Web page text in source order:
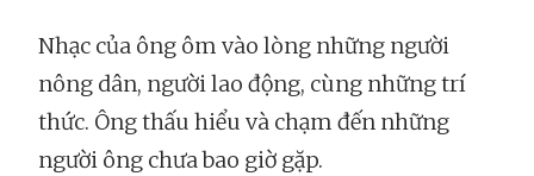
Nhạc của ông ôm vào lòng những người
nông dân, người lao động, cùng những trí
thức. Ông thấu hiểu và chạm đến những
người ông chưa bao giờ gặp.